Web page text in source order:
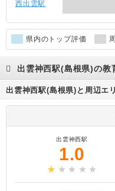
西出雲駅
県内のトップ評価
出雲神西駅(島根県)の教
出雲神西駅(島根県)と周辺エ
出雲神西駅
1.0